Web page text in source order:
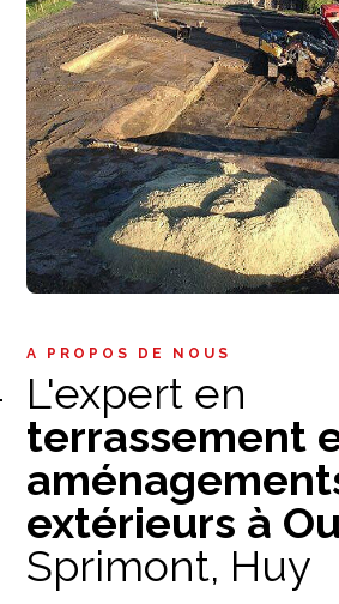
A PROPOS DE NOUS
L'expert en
terrassement
extérieurs à
Sprimont, Huy